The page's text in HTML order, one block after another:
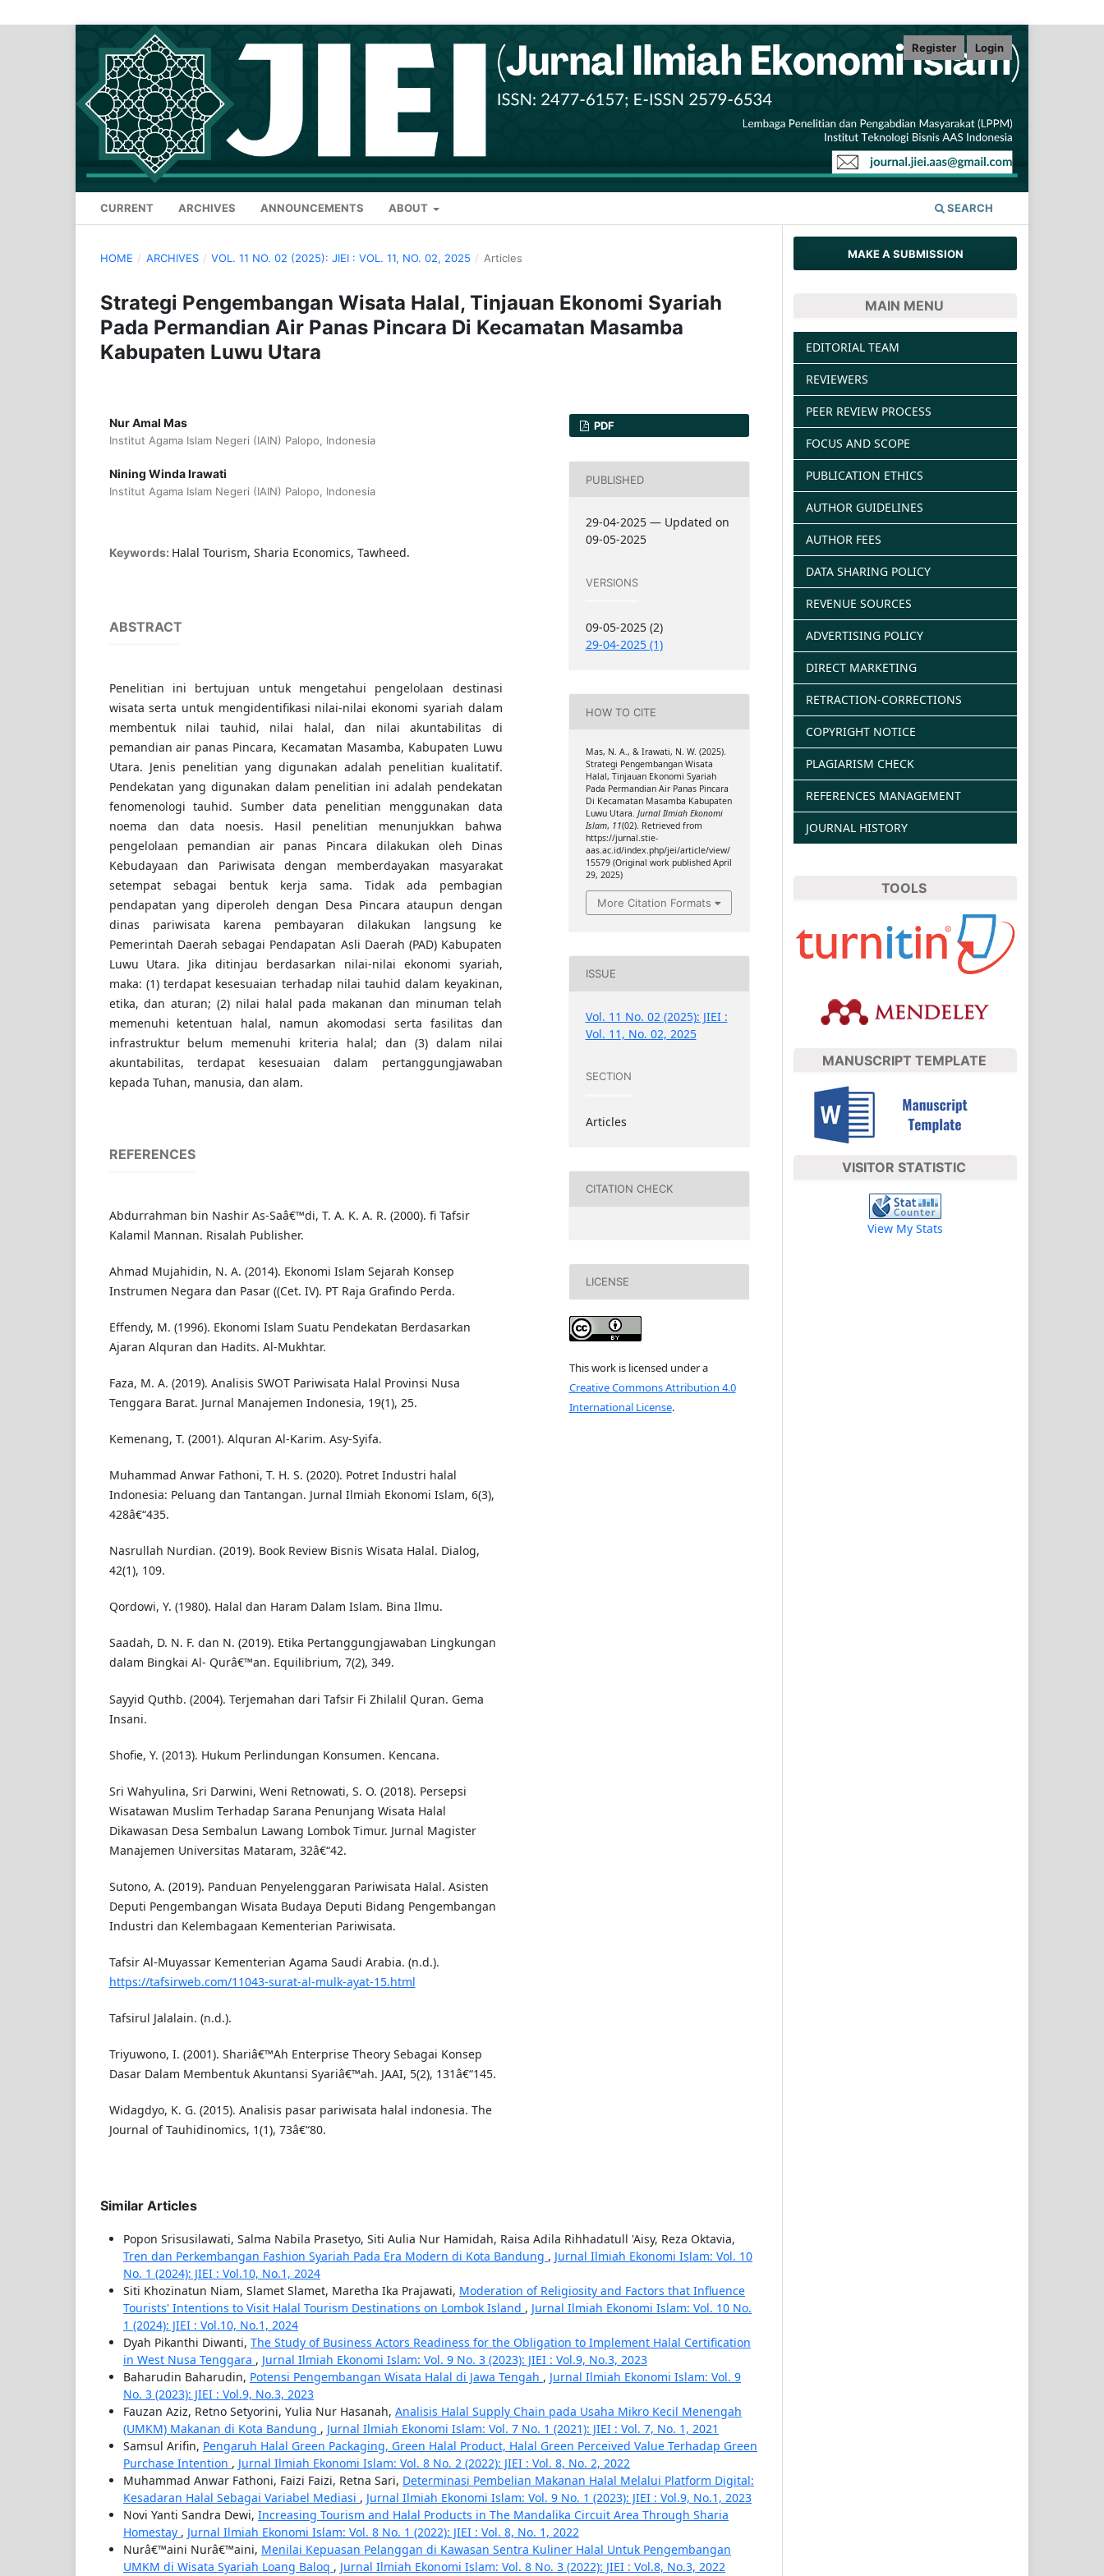
CURRENT ARCHIVES ANNOUNCEMENTS ABOUT SEARCH
Register Login
HOME / ARCHIVES / VOL. 11 NO. 02 (2025): JIEI : VOL. 11, NO. 02, 2025 / Articles
Strategi Pengembangan Wisata Halal, Tinjauan Ekonomi Syariah
Pada Permandian Air Panas Pincara Di Kecamatan Masamba
Kabupaten Luwu Utara
Nur Amal Mas
Institut Agama Islam Negeri (IAIN) Palopo, Indonesia
Nining Winda Irawati
Institut Agama Islam Negeri (IAIN) Palopo, Indonesia
Keywords: Halal Tourism, Sharia Economics, Tawheed.
ABSTRACT
Penelitian ini bertujuan untuk mengetahui pengelolaan destinasi
wisata serta untuk mengidentifikasi nilai-nilai ekonomi syariah dalam
membentuk nilai tauhid, nilai halal, dan nilai akuntabilitas di
pemandian air panas Pincara, Kecamatan Masamba, Kabupaten Luwu
Utara. Jenis penelitian yang digunakan adalah penelitian kualitatif.
Pendekatan yang digunakan dalam penelitian ini adalah pendekatan
fenomenologi tauhid. Sumber data penelitian menggunakan data
noema dan data noesis. Hasil penelitian menunjukkan bahwa
pengelolaan pemandian air panas Pincara dilakukan oleh Dinas
Kebudayaan dan Pariwisata dengan memberdayakan masyarakat
setempat sebagai bentuk kerja sama. Tidak ada pembagian
pendapatan yang diperoleh dengan Desa Pincara ataupun dengan
dinas pariwisata karena pembayaran dilakukan langsung ke
Pemerintah Daerah sebagai Pendapatan Asli Daerah (PAD) Kabupaten
Luwu Utara. Jika ditinjau berdasarkan nilai-nilai ekonomi syariah,
maka: (1) terdapat kesesuaian terhadap nilai tauhid dalam keyakinan,
etika, dan aturan; (2) nilai halal pada makanan dan minuman telah
memenuhi ketentuan halal, namun akomodasi serta fasilitas dan
infrastruktur belum memenuhi kriteria halal; dan (3) dalam nilai
akuntabilitas, terdapat kesesuaian dalam pertanggungjawaban
kepada Tuhan, manusia, dan alam.
REFERENCES
Abdurrahman bin Nashir As-Saâ€™di, T. A. K. A. R. (2000). fi Tafsir
Kalamil Mannan. Risalah Publisher.
Ahmad Mujahidin, N. A. (2014). Ekonomi Islam Sejarah Konsep
Instrumen Negara dan Pasar ((Cet. IV). PT Raja Grafindo Perda.
Effendy, M. (1996). Ekonomi Islam Suatu Pendekatan Berdasarkan
Ajaran Alquran dan Hadits. Al-Mukhtar.
Faza, M. A. (2019). Analisis SWOT Pariwisata Halal Provinsi Nusa
Tenggara Barat. Jurnal Manajemen Indonesia, 19(1), 25.
Kemenang, T. (2001). Alquran Al-Karim. Asy-Syifa.
Muhammad Anwar Fathoni, T. H. S. (2020). Potret Industri halal
Indonesia: Peluang dan Tantangan. Jurnal Ilmiah Ekonomi Islam, 6(3),
428â€“435.
Nasrullah Nurdian. (2019). Book Review Bisnis Wisata Halal. Dialog,
42(1), 109.
Qordowi, Y. (1980). Halal dan Haram Dalam Islam. Bina Ilmu.
Saadah, D. N. F. dan N. (2019). Etika Pertanggungjawaban Lingkungan
dalam Bingkai Al- Qurâ€™an. Equilibrium, 7(2), 349.
Sayyid Quthb. (2004). Terjemahan dari Tafsir Fi Zhilalil Quran. Gema
Insani.
Shofie, Y. (2013). Hukum Perlindungan Konsumen. Kencana.
Sri Wahyulina, Sri Darwini, Weni Retnowati, S. O. (2018). Persepsi
Wisatawan Muslim Terhadap Sarana Penunjang Wisata Halal
Dikawasan Desa Sembalun Lawang Lombok Timur. Jurnal Magister
Manajemen Universitas Mataram, 32â€“42.
Sutono, A. (2019). Panduan Penyelenggaran Pariwisata Halal. Asisten
Deputi Pengembangan Wisata Budaya Deputi Bidang Pengembangan
Industri dan Kelembagaan Kementerian Pariwisata.
Tafsir Al-Muyassar Kementerian Agama Saudi Arabia. (n.d.).
https://tafsirweb.com/11043-surat-al-mulk-ayat-15.html
Tafsirul Jalalain. (n.d.).
Triyuwono, I. (2001). Shariâ€™Ah Enterprise Theory Sebagai Konsep
Dasar Dalam Membentuk Akuntansi Syariâ€™ah. JAAI, 5(2), 131â€“145.
Widagdyo, K. G. (2015). Analisis pasar pariwisata halal indonesia. The
Journal of Tauhidinomics, 1(1), 73â€“80.
PDF
PUBLISHED
29-04-2025 — Updated on
09-05-2025
VERSIONS
09-05-2025 (2)
29-04-2025 (1)
HOW TO CITE
Mas, N. A., & Irawati, N. W. (2025).
Strategi Pengembangan Wisata
Halal, Tinjauan Ekonomi Syariah
Pada Permandian Air Panas Pincara
Di Kecamatan Masamba Kabupaten
Luwu Utara. Jurnal Ilmiah Ekonomi
Islam, 11(02). Retrieved from
https://jurnal.stie-
aas.ac.id/index.php/jei/article/view/
15579 (Original work published April
29, 2025)
More Citation Formats
ISSUE
Vol. 11 No. 02 (2025): JIEI :
Vol. 11, No. 02, 2025
SECTION
Articles
CITATION CHECK
LICENSE
This work is licensed under a
Creative Commons Attribution 4.0
International License.
Similar Articles
Popon Srisusilawati, Salma Nabila Prasetyo, Siti Aulia Nur Hamidah, Raisa Adila Rihhadatull 'Aisy, Reza Oktavia,
Tren dan Perkembangan Fashion Syariah Pada Era Modern di Kota Bandung , Jurnal Ilmiah Ekonomi Islam: Vol. 10
No. 1 (2024): JIEI : Vol.10, No.1, 2024
Siti Khozinatun Niam, Slamet Slamet, Maretha Ika Prajawati, Moderation of Religiosity and Factors that Influence
Tourists' Intentions to Visit Halal Tourism Destinations on Lombok Island , Jurnal Ilmiah Ekonomi Islam: Vol. 10 No.
1 (2024): JIEI : Vol.10, No.1, 2024
Dyah Pikanthi Diwanti, The Study of Business Actors Readiness for the Obligation to Implement Halal Certification
in West Nusa Tenggara , Jurnal Ilmiah Ekonomi Islam: Vol. 9 No. 3 (2023): JIEI : Vol.9, No.3, 2023
Baharudin Baharudin, Potensi Pengembangan Wisata Halal di Jawa Tengah , Jurnal Ilmiah Ekonomi Islam: Vol. 9
No. 3 (2023): JIEI : Vol.9, No.3, 2023
Fauzan Aziz, Retno Setyorini, Yulia Nur Hasanah, Analisis Halal Supply Chain pada Usaha Mikro Kecil Menengah
(UMKM) Makanan di Kota Bandung , Jurnal Ilmiah Ekonomi Islam: Vol. 7 No. 1 (2021): JIEI : Vol. 7, No. 1, 2021
Samsul Arifin, Pengaruh Halal Green Packaging, Green Halal Product, Halal Green Perceived Value Terhadap Green
Purchase Intention , Jurnal Ilmiah Ekonomi Islam: Vol. 8 No. 2 (2022): JIEI : Vol. 8, No. 2, 2022
Muhammad Anwar Fathoni, Faizi Faizi, Retna Sari, Determinasi Pembelian Makanan Halal Melalui Platform Digital:
Kesadaran Halal Sebagai Variabel Mediasi , Jurnal Ilmiah Ekonomi Islam: Vol. 9 No. 1 (2023): JIEI : Vol.9, No.1, 2023
Novi Yanti Sandra Dewi, Increasing Tourism and Halal Products in The Mandalika Circuit Area Through Sharia
Homestay , Jurnal Ilmiah Ekonomi Islam: Vol. 8 No. 1 (2022): JIEI : Vol. 8, No. 1, 2022
Nurâ€™aini Nurâ€™aini, Menilai Kepuasan Pelanggan di Kawasan Sentra Kuliner Halal Untuk Pengembangan
UMKM di Wisata Syariah Loang Baloq , Jurnal Ilmiah Ekonomi Islam: Vol. 8 No. 3 (2022): JIEI : Vol.8, No.3, 2022
MAKE A SUBMISSION
MAIN MENU
EDITORIAL TEAM
REVIEWERS
PEER REVIEW PROCESS
FOCUS AND SCOPE
PUBLICATION ETHICS
AUTHOR GUIDELINES
AUTHOR FEES
DATA SHARING POLICY
REVENUE SOURCES
ADVERTISING POLICY
DIRECT MARKETING
RETRACTION-CORRECTIONS
COPYRIGHT NOTICE
PLAGIARISM CHECK
REFERENCES MANAGEMENT
JOURNAL HISTORY
TOOLS
MANUSCRIPT TEMPLATE
VISITOR STATISTIC
View My Stats